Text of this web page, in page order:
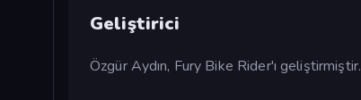
Geliştirici
Özgür Aydın, Fury Bike Rider'ı geliştirmiştir.